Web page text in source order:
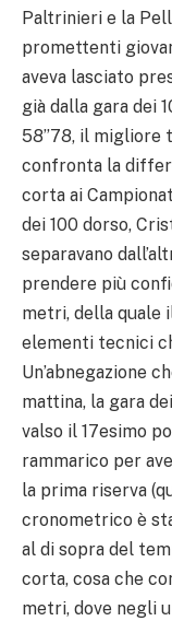
Paltrinieri e la
promettenti
aveva lasciato
già dalla gara dei
58’’78, il
confronta la
corta ai
dei 100 dorso,
separavano
prendere più
metri, della quale
elementi tecnici
Un’abnegazione
mattina, la gara
valso il 17esimo
rammarico per
la prima riserva
cronometrico è
al di sopra del
corta, cosa che
metri, dove negli